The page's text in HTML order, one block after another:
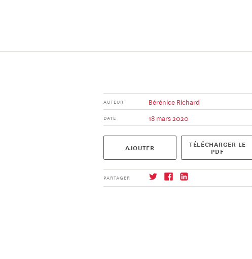
AUTEUR Bérénice Richard
DATE 18 mars 2020
AJOUTER TÉLÉCHARGER LE
PDF
PARTAGER